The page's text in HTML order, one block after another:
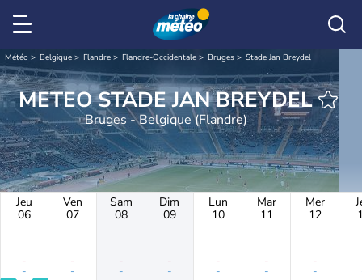
Météo Belgique Flandre Flandre-Occidentale Bruges Stade Jan Breydel
METEO STADE JAN BREYDEL
Bruges - Belgique (Flandre)
Jeu
06
-
-
Ven
07
-
-
Sam
08
-
-
Dim
09
-
-
Lun
10
-
-
Mar
11
-
-
Mer
12
-
-